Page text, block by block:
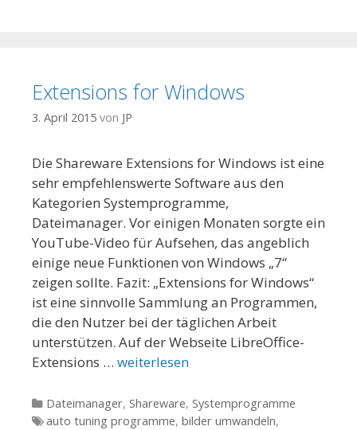
Extensions for Windows
3. April 2015 von JP
Die Shareware Extensions for Windows ist eine
sehr empfehlenswerte Software aus den
Kategorien Systemprogramme,
Dateimanager. Vor einigen Monaten sorgte ein
YouTube-Video für Aufsehen, das angeblich
einige neue Funktionen von Windows „7“
zeigen sollte. Fazit: „Extensions for Windows“
ist eine sinnvolle Sammlung an Programmen,
die den Nutzer bei der täglichen Arbeit
unterstützen. Auf der Webseite LibreOffice-
Extensions … weiterlesen
Kategorien
Dateimanager, Shareware, Systemprogramme
Tags
auto tuning programme, bilder umwandeln,